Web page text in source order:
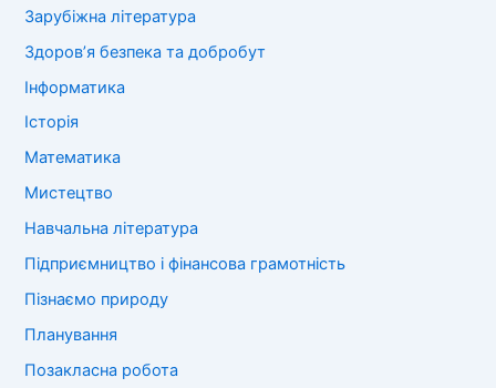
Зарубіжна література
Здоров’я безпека та добробут
Інформатика
Історія
Математика
Мистецтво
Навчальна література
Підприємництво і фінансова грамотність
Пізнаємо природу
Планування
Позакласна робота